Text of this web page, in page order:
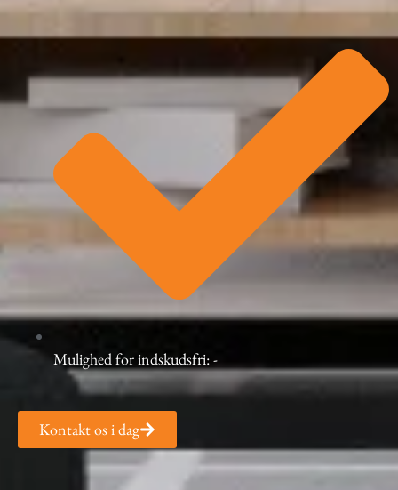
Mulighed for indskudsfri: -
Kontakt os i dag